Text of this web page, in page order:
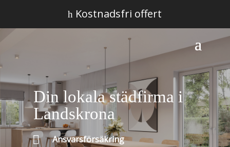
h Kostnadsfri offert
Din lokala städfirma i
Landskrona
 Ansvarsförsäkring